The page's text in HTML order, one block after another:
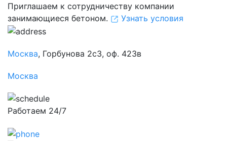
Приглашаем к сотрудничеству компании
занимающиеся бетоном.
Узнать условия
Москва, Горбунова 2с3, оф. 423в
Москва
Работаем 24/7